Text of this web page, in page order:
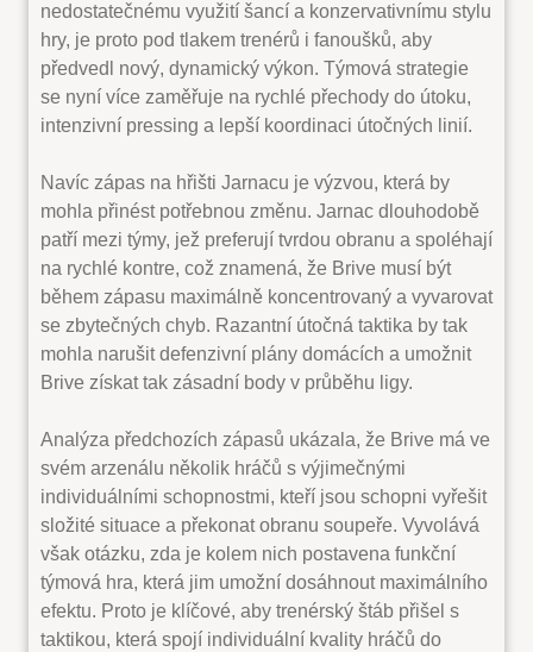
nedostatečnému využití šancí a konzervativnímu stylu
hry, je proto pod tlakem trenérů i fanoušků, aby
předvedl nový, dynamický výkon. Týmová strategie
se nyní více zaměřuje na rychlé přechody do útoku,
intenzivní pressing a lepší koordinaci útočných linií.
Navíc zápas na hřišti Jarnacu je výzvou, která by
mohla přinést potřebnou změnu. Jarnac dlouhodobě
patří mezi týmy, jež preferují tvrdou obranu a spoléhají
na rychlé kontre, což znamená, že Brive musí být
během zápasu maximálně koncentrovaný a vyvarovat
se zbytečných chyb. Razantní útočná taktika by tak
mohla narušit defenzivní plány domácích a umožnit
Brive získat tak zásadní body v průběhu ligy.
Analýza předchozích zápasů ukázala, že Brive má ve
svém arzenálu několik hráčů s výjimečnými
individuálními schopnostmi, kteří jsou schopni vyřešit
složité situace a překonat obranu soupeře. Vyvolává
však otázku, zda je kolem nich postavena funkční
týmová hra, která jim umožní dosáhnout maximálního
efektu. Proto je klíčové, aby trenérský štáb přišel s
taktikou, která spojí individuální kvality hráčů do